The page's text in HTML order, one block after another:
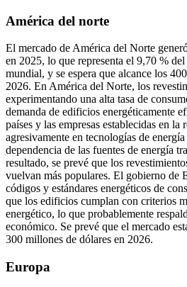
América del norte
El mercado de América del Norte
en 2025, lo que representa el 9,70 %
mundial, y se espera que alcance los
2026. En América del Norte, los
experimentando una alta tasa de
demanda de edificios energéticamente
países y las empresas establecidas en
agresivamente en tecnologías de
dependencia de las fuentes de energía
resultado, se prevé que los
vuelvan más populares. El gobierno de
códigos y estándares energéticos de
que los edificios cumplan con criterios
energético, lo que probablemente
económico. Se prevé que el mercado
300 millones de dólares en 2026.
Europa